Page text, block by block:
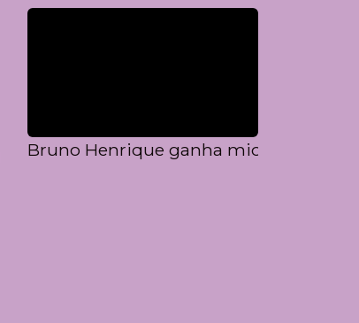
Bruno Henrique ganha microfone